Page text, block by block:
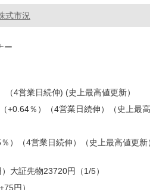
式市況
ー
4営業日続伸) (史上最高値更新）
％）（4営業日続伸）（史上最
（4営業日続伸）（史上最高値更新
大証先物23720円（1/5）
円）